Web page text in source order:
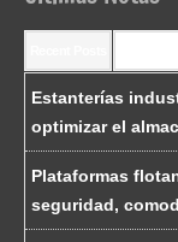
Estanterías
optimizar el
Plataformas
seguridad,